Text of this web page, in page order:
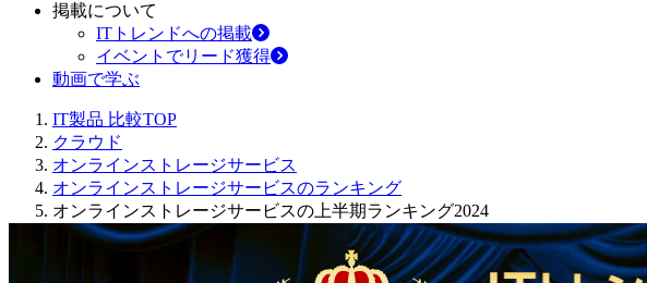
掲載について
ITトレンドへの掲載
イベントでリード獲得
動画で学ぶ
IT製品 比較TOP
クラウド
オンラインストレージサービス
オンラインストレージサービスのランキング
オンラインストレージサービスの上半期ランキング2024